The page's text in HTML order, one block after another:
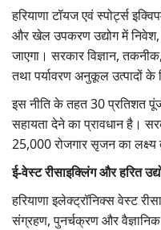
हरियाणा टॉयज एवं स्पोर्ट्स
और खेल उपकरण उद्योग में निवेश
जाएगा। सरकार विज्ञान,तकनीक
तथा पर्यावरण अनुकूल उत्पादों के
इस नीति के तहत 30प्रतिशत
सहायता देने का प्रावधान है।
25,000रोजगार सृजन का लक्ष्य
ई-वेस्ट रीसाइक्लिंग और हरित
हरियाणा इलेक्ट्रॉनिक्स वेस्ट
संग्रहण,पुनर्चक्रण और वैज्ञानिक